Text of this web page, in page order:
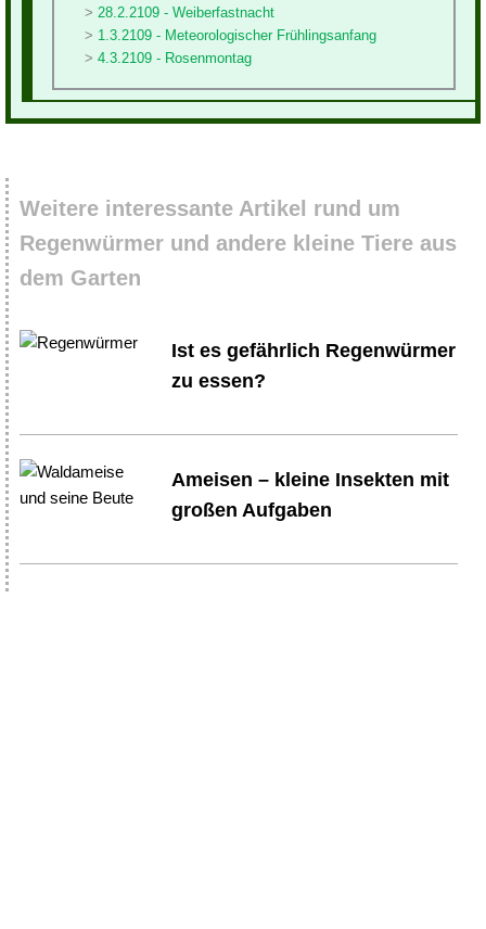
28.2.2109 - Weiberfastnacht
1.3.2109 - Meteorologischer Frühlingsanfang
4.3.2109 - Rosenmontag
Weitere interessante Artikel rund um
Regenwürmer und andere kleine Tiere aus
dem Garten
Ist es gefährlich Regenwürmer
zu essen?
Ameisen – kleine Insekten mit
großen Aufgaben